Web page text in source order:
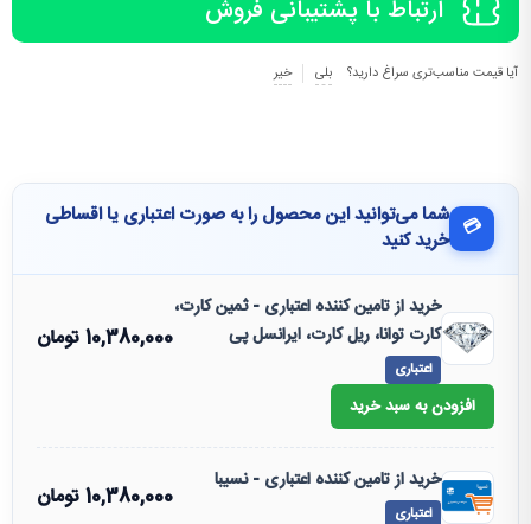
ارتباط با پشتیبانی فروش
آیا قیمت مناسب‌تری سراغ دارید؟ بلی خیر
💳 شما می‌توانید این محصول را به صورت اعتباری یا اقساطی
خرید کنید
خرید از تامین کننده اعتباری - ثمین کارت،
کارت توانا، ریل کارت، ایرانسل پی
اعتباری
10,380,000تومان
افزودن به سبد خرید
خرید از تامین کننده اعتباری - نسیبا
اعتباری
10,380,000تومان